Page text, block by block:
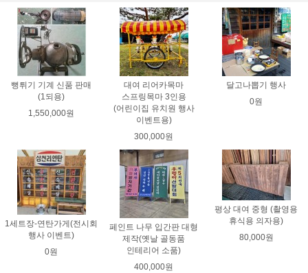
뻥튀기 기계 신품 판매
(1되용)
1,550,000원
대여 리어카목마
스프링목마 3인용
(어린이집 유치원 행사
이벤트용)
300,000원
달고나뽑기 행사
0원
1세트장-연탄가게(전시회
행사 이벤트)
0원
페인트 나무 입간판 대형
제작(옛날 골동품
인테리어 소품)
400,000원
평상 대여 중형 (촬영용
휴식용 의자용)
80,000원